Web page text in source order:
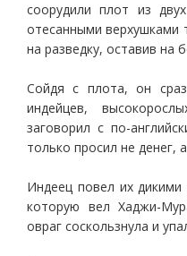
соорудили плот из
отесанными верхушками
на разведку, оставив на
Сойдя с плота, он
индейцев,
заговорил с по-
только просил не денег,
Индеец повел их
которую вел Хаджи-
овраг соскользнула и